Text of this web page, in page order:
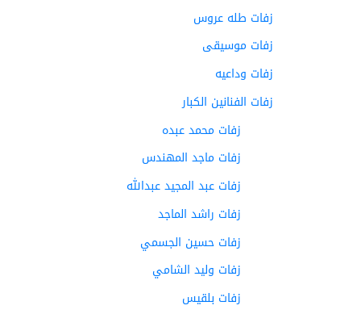
زفات طله عروس
زفات موسيقى
زفات وداعيه
زفات الفنانين الكبار
زفات محمد عبده
زفات ماجد المهندس
زفات عبد المجيد عبدالله
زفات راشد الماجد
زفات حسين الجسمي
زفات وليد الشامي
زفات بلقيس